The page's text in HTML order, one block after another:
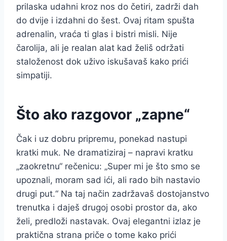
prilaska udahni kroz nos do četiri, zadrži dah
do dvije i izdahni do šest. Ovaj ritam spušta
adrenalin, vraća ti glas i bistri misli. Nije
čarolija, ali je realan alat kad želiš održati
staloženost dok uživo iskušavaš kako prići
simpatiji.
Što ako razgovor „zapne“
Čak i uz dobru pripremu, ponekad nastupi
kratki muk. Ne dramatiziraj – napravi kratku
„zaokretnu“ rečenicu: „Super mi je što smo se
upoznali, moram sad ići, ali rado bih nastavio
drugi put.“ Na taj način zadržavaš dostojanstvo
trenutka i daješ drugoj osobi prostor da, ako
želi, predloži nastavak. Ovaj elegantni izlaz je
praktična strana priče o tome kako prići